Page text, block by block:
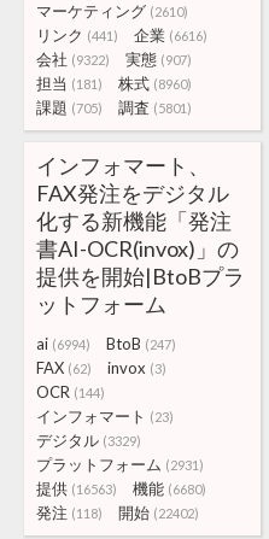
マーケティング (2610)
リンク (441) 企業 (6616)
会社 (9322) 実態 (907)
担当 (181) 株式 (8960)
課題 (705) 調査 (5801)
インフォマート、
FAX発注をデジタル
化する新機能「発注
書AI-OCR(invox)」の
提供を開始|BtoBプラ
ットフォーム
ai (6994) BtoB (247)
FAX (62) invox (3)
OCR (144)
インフォマート (23)
デジタル (3329)
プラットフォーム (2931)
提供 (16563) 機能 (6680)
発注 (118) 開始 (22402)